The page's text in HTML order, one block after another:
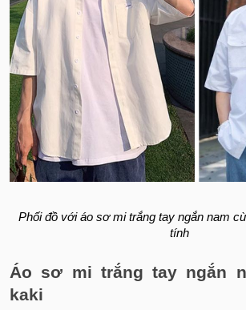
Phối đồ với áo sơ mi trắng tay ngắn nam
tính
Áo sơ mi trắng tay ngắn
kaki